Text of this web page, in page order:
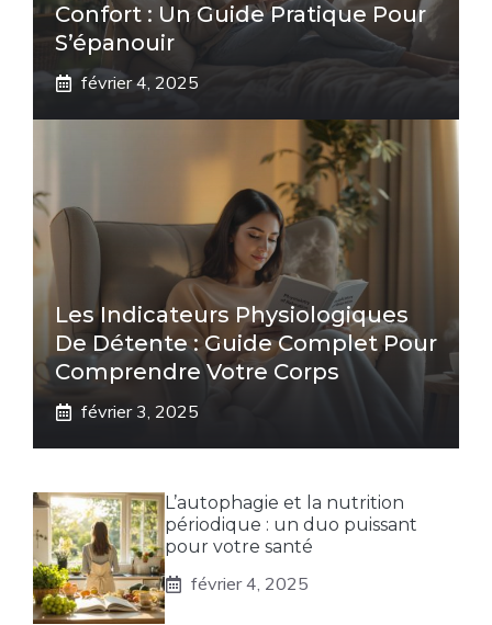
Confort : Un Guide Pratique Pour
S’épanouir
février 4, 2025
Les Indicateurs Physiologiques
De Détente : Guide Complet Pour
Comprendre Votre Corps
février 3, 2025
L’autophagie et la nutrition
périodique : un duo puissant
pour votre santé
février 4, 2025